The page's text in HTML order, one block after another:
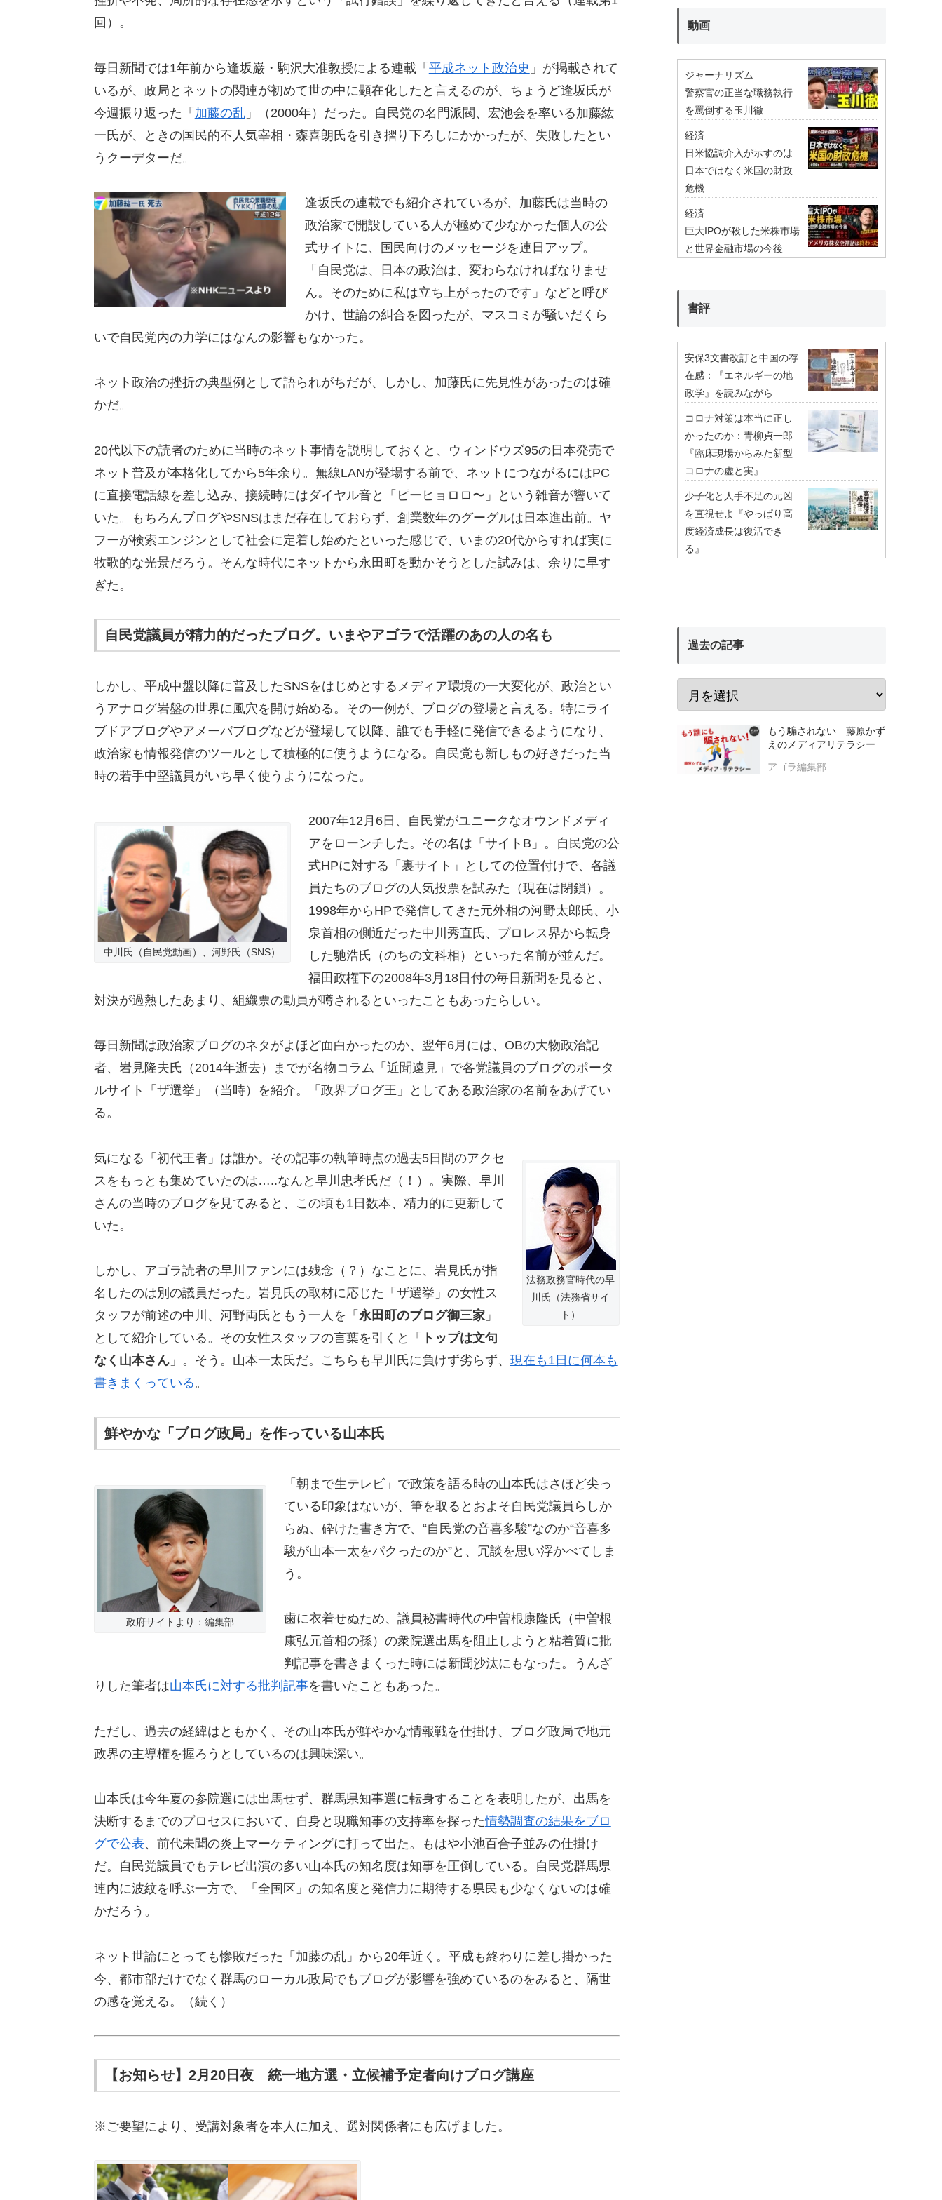
回）。
毎日新聞では1年前から逢坂巌・駒沢大准教授による連載「 平成ネット政治史 」が掲載されて
いるが、政局とネットの関連が初めて世の中に顕在化したと言えるのが、ちょうど逢坂氏が
今週振り返った「 加藤の乱」（2000年）だった。自民党の名門派閥、宏池会を率いる加藤紘
一氏が、ときの国民的不人気宰相・森喜朗氏を引き摺り下ろしにかかったが、失敗したとい
うクーデターだ。
逢坂氏の連載でも紹介されているが、加藤氏は当時の
政治家で開設している人が極めて少なかった個人の公
式サイトに、国民向けのメッセージを連日アップ。
「自民党は、日本の政治は、変わらなければなりませ
ん。そのために私は立ち上がったのです」などと呼び
かけ、世論の糾合を図ったが、マスコミが騒いだくら
いで自民党内の力学にはなんの影響もなかった。
ネット政治の挫折の典型例として語られがちだが、しかし、加藤氏に先見性があったのは確
かだ。
20代以下の読者のために当時のネット事情を説明しておくと、ウィンドウズ95の日本発売で
ネット普及が本格化してから5年余り。無線LANが登場する前で、ネットにつながるにはPC
に直接電話線を差し込み、接続時にはダイヤル音と「ピーヒョロロ〜」という雑音が響いて
いた。もちろんブログやSNSはまだ存在しておらず、創業数年のグーグルは日本進出前。ヤ
フーが検索エンジンとして社会に定着し始めたといった感じで、いまの20代からすれば実に
牧歌的な光景だろう。そんな時代にネットから永田町を動かそうとした試みは、余りに早す
ぎた。
自民党議員が精力的だったブログ。いまやアゴラで活躍のあの人の名も
しかし、平成中盤以降に普及したSNSをはじめとするメディア環境の一大変化が、政治とい
うアナログ岩盤の世界に風穴を開け始める。その一例が、ブログの登場と言える。特にライ
ブドアブログやアメーバブログなどが登場して以降、誰でも手軽に発信できるようになり、
政治家も情報発信のツールとして積極的に使うようになる。自民党も新しもの好きだった当
時の若手中堅議員がいち早く使うようになった。
中川氏（自民党動画）、河野氏（SNS）
2007年12月6日、自民党がユニークなオウンドメディ
アをローンチした。その名は「サイトB」。自民党の公
式HPに対する「裏サイト」としての位置付けで、各議
員たちのブログの人気投票を試みた（現在は閉鎖）。
1998年からHPで発信してきた元外相の河野太郎氏、小
泉首相の側近だった中川秀直氏、プロレス界から転身
した馳浩氏（のちの文科相）といった名前が並んだ。
福田政権下の2008年3月18日付の毎日新聞を見ると、
対決が過熱したあまり、組織票の動員が噂されるといったこともあったらしい。
毎日新聞は政治家ブログのネタがよほど面白かったのか、翌年6月には、OBの大物政治記
者、岩見隆夫氏（2014年逝去）までが名物コラム「近聞遠見」で各党議員のブログのポータ
ルサイト「ザ選挙」（当時）を紹介。「政界ブログ王」としてある政治家の名前をあげてい
る。
法務政務官時代の早
川氏（法務省サイ
ト）
気になる「初代王者」は誰か。その記事の執筆時点の過去5日間のアクセ
スをもっとも集めていたのは…..なんと早川忠孝氏だ（！）。実際、早川
さんの当時のブログを見てみると、この頃も1日数本、精力的に更新して
いた。
しかし、アゴラ読者の早川ファンには残念（？）なことに、岩見氏が指
名したのは別の議員だった。岩見氏の取材に応じた「ザ選挙」の女性ス
タッフが前述の中川、河野両氏ともう一人を「 永田町のブログ御三家」
として紹介している。その女性スタッフの言葉を引くと「
トップは文句
なく山本さん」。そう。山本一太氏だ。こちらも早川氏に負けず劣らず、 現在も1日に何本も
書きまくっている。
鮮やかな「ブログ政局」を作っている山本氏
政府サイトより：編集部
「朝まで生テレビ」で政策を語る時の山本氏はさほど尖っ
ている印象はないが、筆を取るとおよそ自民党議員らしか
らぬ、砕けた書き方で、“自民党の音喜多駿”なのか“音喜多
駿が山本一太をパクったのか”と、冗談を思い浮かべてしま
う。
歯に衣着せぬため、議員秘書時代の中曽根康隆氏（中曽根
康弘元首相の孫）の衆院選出馬を阻止しようと粘着質に批
判記事を書きまくった時には新聞沙汰にもなった。うんざ
りした筆者は山本氏に対する批判記事を書いたこともあった。
ただし、過去の経緯はともかく、その山本氏が鮮やかな情報戦を仕掛け、ブログ政局で地元
政界の主導権を握ろうとしているのは興味深い。
山本氏は今年夏の参院選には出馬せず、群馬県知事選に転身することを表明したが、出馬を
決断するまでのプロセスにおいて、自身と現職知事の支持率を探った情勢調査の結果をブロ
グで公表、前代未聞の炎上マーケティングに打って出た。もはや小池百合子並みの仕掛け
だ。自民党議員でもテレビ出演の多い山本氏の知名度は知事を圧倒している。自民党群馬県
連内に波紋を呼ぶ一方で、「全国区」の知名度と発信力に期待する県民も少なくないのは確
かだろう。
ネット世論にとっても惨敗だった「加藤の乱」から20年近く。平成も終わりに差し掛かった
今、都市部だけでなく群馬のローカル政局でもブログが影響を強めているのをみると、隔世
の感を覚える。（続く）
【お知らせ】2月20日夜 統一地方選・立候補予定者向けブログ講座
※ご要望により、受講対象者を本人に加え、選対関係者にも広げました。
動画
ジャーナリズム
警察官の正当な職務執行
を罵倒する玉川徹
経済
日米協調介入が示すのは
日本ではなく米国の財政
危機
経済
巨大IPOが殺した米株市場
と世界金融市場の今後
書評
安保3文書改訂と中国の存
在感：『エネルギーの地
政学』を読みながら
コロナ対策は本当に正し
かったのか：青柳貞一郎
『臨床現場からみた新型
コロナの虚と実』
少子化と人手不足の元凶
を直視せよ『やっぱり高
度経済成長は復活でき
る』
過去の記事
もう騙されない 藤原かず
えのメディアリテラシー
アゴラ編集部